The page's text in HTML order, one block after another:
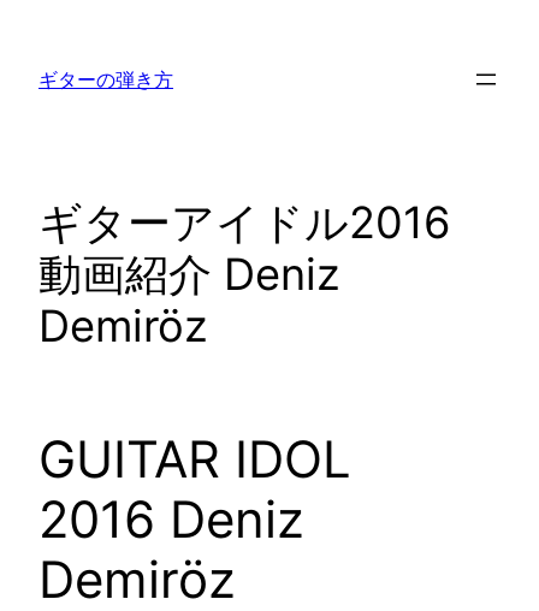
ギターの弾き方
ギターアイドル2016
動画紹介 Deniz
Demiröz
GUITAR IDOL
2016 Deniz
Demiröz